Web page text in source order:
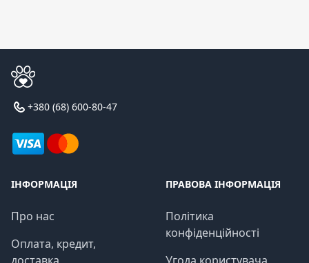
+380 (68) 600-80-47
ІНФОРМАЦІЯ
Про нас
Оплата, кредит,
ПРАВОВА ІНФОРМАЦІЯ
Політика
конфіденційності